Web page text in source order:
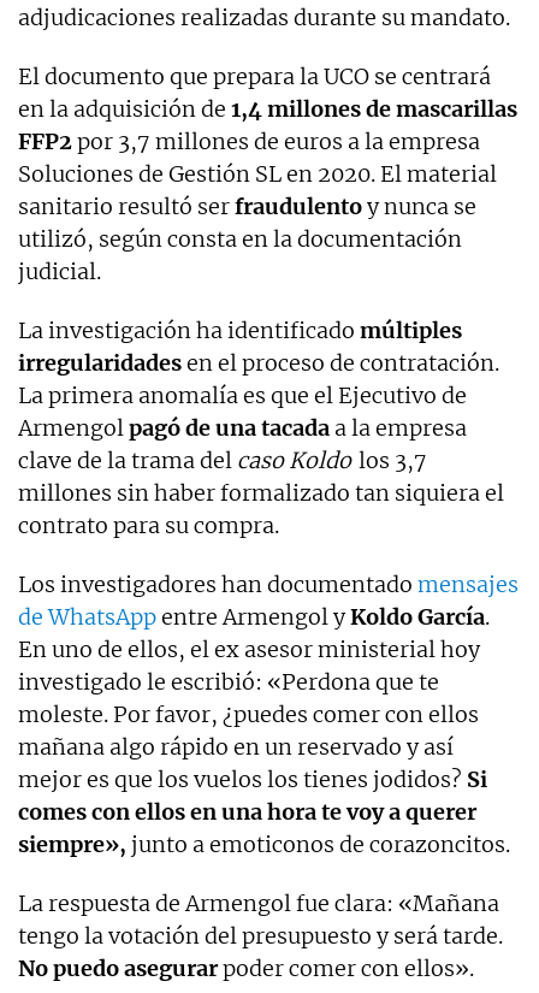
adjudicaciones realizadas durante su mandato.
El documento que prepara la UCO se centrará
en la adquisición de 1,4 millones de mascarillas
FFP2por 3,7 millones de euros a la empresa
Soluciones de Gestión SL en 2020. El material
sanitario resultó serfraudulentoy nunca se
utilizó, según consta en la documentación
judicial.
La investigación ha identificado múltiples
irregularidadesen el proceso de contratación.
La primera anomalía es que el Ejecutivo de
Armengolpagó de una tacada a la empresa
clave de la trama del caso Koldo los 3,7
millones sin haber formalizado tan siquiera el
contrato para su compra.
Los investigadores han documentado mensajes
de WhatsAppentre Armengol yKoldo García.
En uno de ellos, el ex asesor ministerial hoy
investigado le escribió: «Perdona que te
moleste. Por favor, ¿puedes comer con ellos
mañana algo rápido en un reservado y así
mejor es que los vuelos los tienes jodidos? Si
comes con ellos en una hora te voy a querer
siempre», junto a emoticonos de corazoncitos.
La respuesta de Armengol fue clara: «Mañana
tengo la votación del presupuesto y será tarde.
No puedo asegurarpoder comer con ellos».